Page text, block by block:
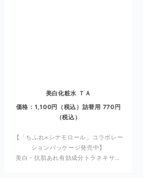
美白化粧水 ＴＡ
価格：1,100円（税込）詰替用 770円
（税込）
【「ちふれ×シナモロール」コラボレー
ションパッケージ発売中】
美白・抗肌あれ有効成分トラネキサム